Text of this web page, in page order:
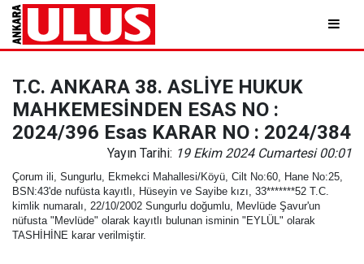
T.C. ANKARA 38. ASLİYE HUKUK
MAHKEMESİNDEN ESAS NO :
2024/396 Esas KARAR NO : 2024/384
Yayın Tarihi: 19 Ekim 2024 Cumartesi 00:01
Çorum ili, Sungurlu, Ekmekci Mahallesi/Köyü, Cilt No:60, Hane No:25,
BSN:43'de nufüsta kayıtlı, Hüseyin ve Sayibe kızı, 33*******52 T.C.
kimlik numaralı, 22/10/2002 Sungurlu doğumlu, Mevlüde Şavur'un
nüfusta "Mevlüde" olarak kayıtlı bulunan isminin "EYLÜL" olarak
TASHİHİNE karar verilmiştir.